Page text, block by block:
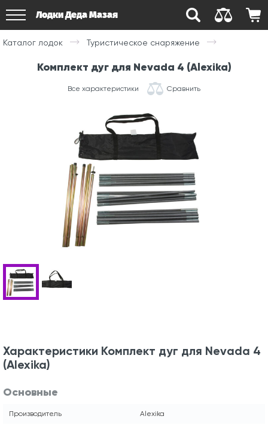
Лодки Деда Мазая
Каталог лодок Туристическое снаряжение
Комплект дуг для Nevada 4 (Alexika)
Все характеристики Сравнить
Характеристики Комплект дуг для Nevada 4
(Alexika)
Основные
Производитель Alexika